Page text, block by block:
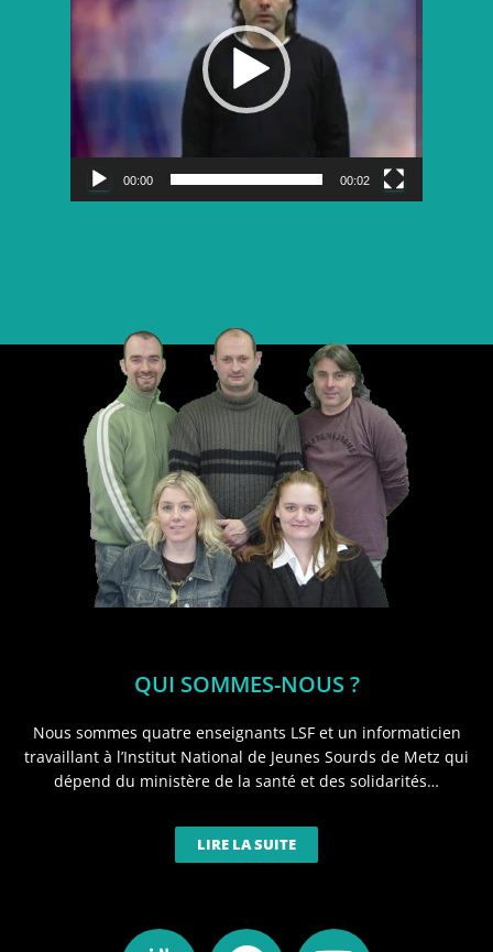
00:00 00:02
QUI SOMMES-NOUS ?
Nous sommes quatre enseignants LSF et un informaticien
travaillant à l’Institut National de Jeunes Sourds de Metz qui
dépend du ministère de la santé et des solidarités…
LIRE LA SUITE